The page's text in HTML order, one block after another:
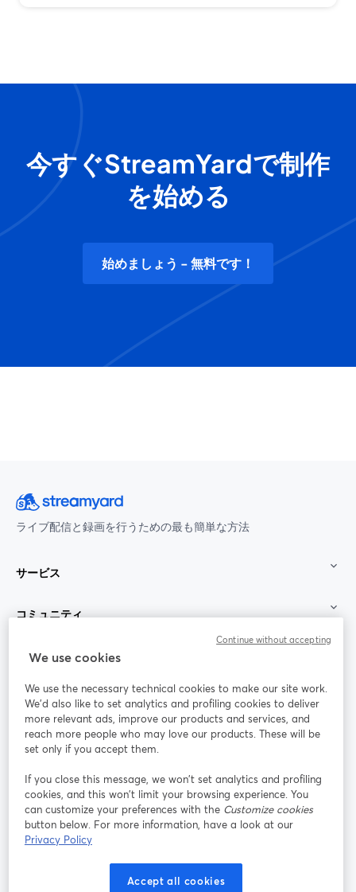
今すぐStreamYardで制作
を始める
始めましょう - 無料です！
ライブ配信と録画を行うための最も簡単な方法
サービス
コミュニティ
StreamYard：
参加する
ライ
ンセ
ミナ
ー
Facebook
新しいタブで開く(Twitter)
YouTube
Instagram
新しいタブで開く
LinkedIn
新しいタブで開く
We use cookies
We use the necessary technical cookies to make our site work.
We'd also like to set analytics and profiling cookies to deliver
more relevant ads, improve our products and services, and
reach more people who may love our products. These will be
set only if you accept them.
If you close this message, we won’t set analytics and profiling
cookies, and this won’t limit your browsing experience. You
can customize your preferences with the Customize cookies
button below. For more information, have a look at our
Privacy Policy
Accept all cookies
Continue without accepting